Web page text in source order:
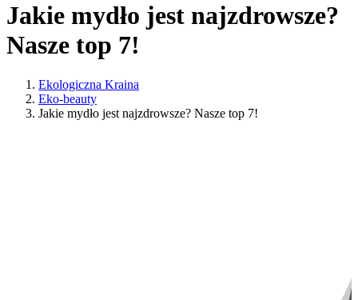
Jakie mydło jest najzdrowsze?
Nasze top 7!
Ekologiczna Kraina
Eko-beauty
Jakie mydło jest najzdrowsze? Nasze top 7!